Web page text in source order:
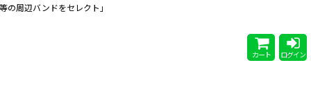
周辺バンドをセレクト」
カート ログイン